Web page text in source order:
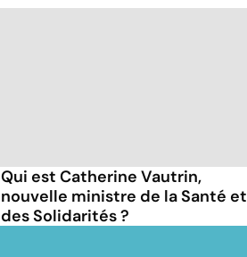
Qui est Catherine Vautrin,
nouvelle ministre de la Santé et
des Solidarités ?